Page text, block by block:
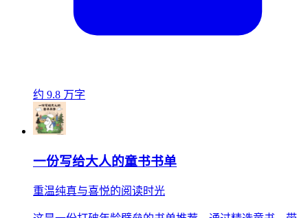
约 9.8 万字
一份写给大人的童书书单
重温纯真与喜悦的阅读时光